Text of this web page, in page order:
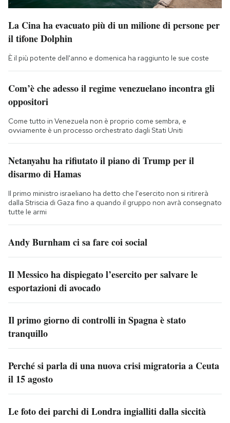
La Cina ha evacuato più di un milione di persone per
il tifone Dolphin
È il più potente dell'anno e domenica ha raggiunto le sue coste
Com’è che adesso il regime venezuelano incontra gli
oppositori
Come tutto in Venezuela non è proprio come sembra, e
ovviamente è un processo orchestrato dagli Stati Uniti
Netanyahu ha rifiutato il piano di Trump per il
disarmo di Hamas
Il primo ministro israeliano ha detto che l'esercito non si ritirerà
dalla Striscia di Gaza fino a quando il gruppo non avrà consegnato
tutte le armi
Andy Burnham ci sa fare coi social
Il Messico ha dispiegato l’esercito per salvare le
esportazioni di avocado
Il primo giorno di controlli in Spagna è stato
tranquillo
Perché si parla di una nuova crisi migratoria a Ceuta
il 15 agosto
Le foto dei parchi di Londra ingialliti dalla siccità